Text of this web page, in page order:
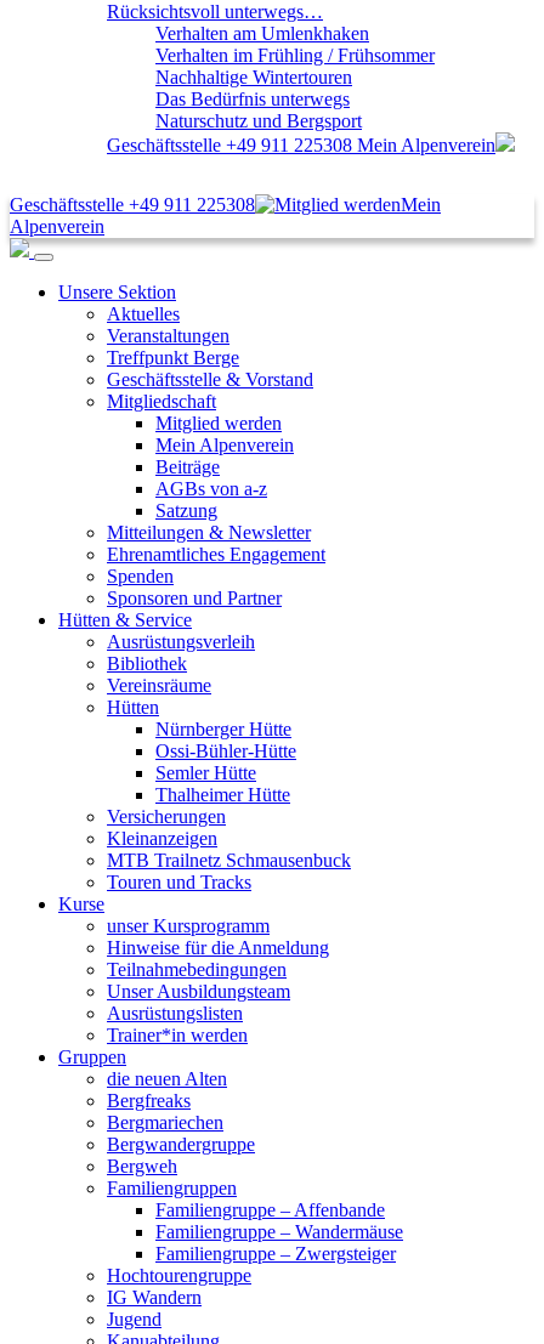
Rücksichtsvoll unterwegs…
Verhalten am Umlenkhaken
Verhalten im Frühling / Frühsommer
Nachhaltige Wintertouren
Das Bedürfnis unterwegs
Naturschutz und Bergsport
Geschäftsstelle +49 911 225308 Mein Alpenverein
Geschäftsstelle +49 911 225308
Mein
Alpenverein
Unsere Sektion
Aktuelles
Veranstaltungen
Treffpunkt Berge
Geschäftsstelle & Vorstand
Mitgliedschaft
Mitglied werden
Mein Alpenverein
Beiträge
AGBs von a-z
Satzung
Mitteilungen & Newsletter
Ehrenamtliches Engagement
Spenden
Sponsoren und Partner
Hütten & Service
Ausrüstungsverleih
Bibliothek
Vereinsräume
Hütten
Nürnberger Hütte
Ossi-Bühler-Hütte
Semler Hütte
Thalheimer Hütte
Versicherungen
Kleinanzeigen
MTB Trailnetz Schmausenbuck
Touren und Tracks
Kurse
unser Kursprogramm
Hinweise für die Anmeldung
Teilnahmebedingungen
Unser Ausbildungsteam
Ausrüstungslisten
Trainer*in werden
Gruppen
die neuen Alten
Bergfreaks
Bergmariechen
Bergwandergruppe
Bergweh
Familiengruppen
Familiengruppe – Affenbande
Familiengruppe – Wandermäuse
Familiengruppe – Zwergsteiger
Hochtourengruppe
IG Wandern
Jugend